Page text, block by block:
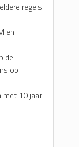
regels
en
de
op
met 10 jaar